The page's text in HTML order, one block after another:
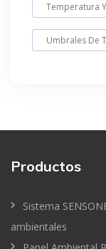
Temperatura
Umbrales De
Productos
Sistema
ambientales